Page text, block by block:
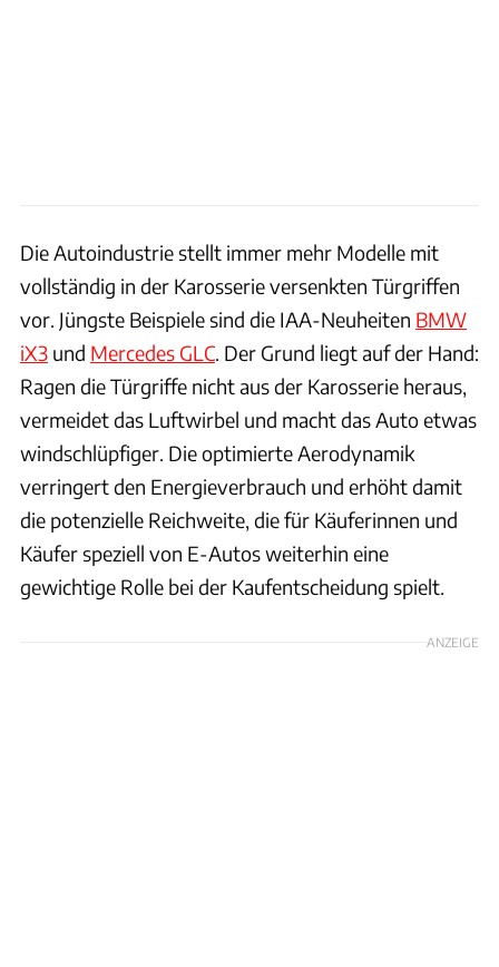
Die Autoindustrie stellt immer mehr Modelle mit
vollständig in der Karosserie versenkten Türgriffen
vor. Jüngste Beispiele sind die IAA-Neuheiten BMW
iX3 und Mercedes GLC. Der Grund liegt auf der Hand:
Ragen die Türgriffe nicht aus der Karosserie heraus,
vermeidet das Luftwirbel und macht das Auto etwas
windschlüpfiger. Die optimierte Aerodynamik
verringert den Energieverbrauch und erhöht damit
die potenzielle Reichweite, die für Käuferinnen und
Käufer speziell von E-Autos weiterhin eine
gewichtige Rolle bei der Kaufentscheidung spielt.
ANZEIGE